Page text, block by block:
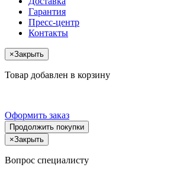
Гарантия
Пресс-центр
Контакты
×Закрыть
Товар добавлен в корзину
Оформить заказ
Продолжить покупки
×Закрыть
Вопрос специалисту